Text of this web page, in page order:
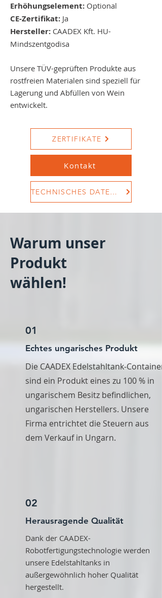
Erhöhungselement: Optional
CE-Zertifikat: Ja
Hersteller: CAADEX Kft. HU-
Mindszentgodisa
Unsere TÜV-geprüften Produkte aus
rostfreien Materialen sind speziell für
Lagerung und Abfüllen von Wein
entwickelt.
ZERTIFIKATE
Kontakt
TECHNISCHES DATENBLATT
Warum unser
Produkt
wählen!
01
Echtes ungarisches Produkt
Die CAADEX Edelstahltank-Container
sind ein Produkt eines zu 100 % in
ungarischem Besitz befindlichen,
ungarischen Herstellers. Unsere
Firma entrichtet die Steuern aus
dem Verkauf in Ungarn.
02
Herausragende Qualität
Dank der CAADEX-
Robotfertigungstechnologie werden
unsere Edelstahltanks in
außergewöhnlich hoher Qualität
hergestellt.